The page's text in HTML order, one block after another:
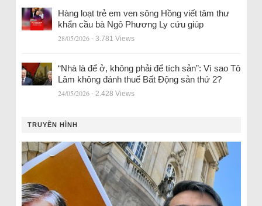
Hàng loạt trẻ em ven sông Hồng viết tâm thư
khẩn cầu bà Ngô Phương Ly cứu giúp
28/05/2026 - 3.781 Views
“Nhà là để ở, không phải để tích sản”: Vì sao Tô
Lâm không đánh thuế Bất Động sản thứ 2?
24/05/2026 - 2.428 Views
TRUYỀN HÌNH